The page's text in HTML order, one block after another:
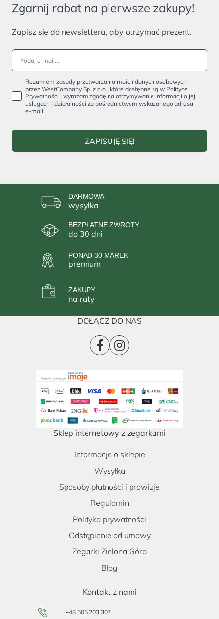
Zgarnij rabat na pierwsze zakupy!
Zapisz się do newslettera, aby otrzymać prezent.
Rozumiem zasady przetwarzania moich danych osobowych
przez WestCompany Sp. z o.o., które dostępne są w Polityce
Prywatności i wyrażam zgodę na otrzymywanie informacji o jej
usługach i działalności za pośrednictwem wskazanego adresu
e-mail.
ZAPISUJĘ SIĘ!
DARMOWA
wysyłka
BEZPŁATNE ZWROTY
do 30 dni
PONAD 30 MAREK
premium
ZAKUPY
na raty
DOŁĄCZ DO NAS
Sklep internetowy z zegarkami
Informacje o sklepie
Wysyłka
Sposoby płatności i prowizje
Regulamin
Polityka prywatności
Odstąpienie od umowy
Zegarki Zielona Góra
Blog
Kontakt z nami
+48 505 203 307